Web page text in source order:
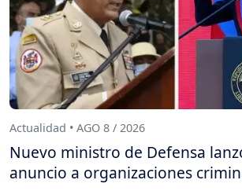
Actualidad • AGO 8 / 2026
Nuevo ministro de Defensa
anuncio a organizaciones